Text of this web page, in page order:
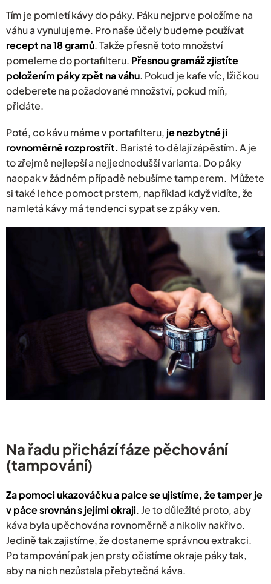
Tím je pomletí kávy do páky. Páku nejprve položíme na
váhu a vynulujeme. Pro naše účely budeme používat
recept na 18 gramů. Takže přesně toto množství
pomeleme do portafilteru. Přesnou gramáž zjistíte
položením páky zpět na váhu. Pokud je kafe víc, lžičkou
odeberete na požadované množství, pokud míň,
přidáte.
Poté, co kávu máme v portafilteru, je nezbytné ji
rovnoměrně rozprostřít. Baristé to dělají zápěstím. A je
to zřejmě nejlepší a nejjednodušší varianta. Do páky
naopak v žádném případě nebušíme tamperem. Můžete
si také lehce pomoct prstem, například když vidíte, že
namletá kávy má tendenci sypat se z páky ven.
Na řadu přichází fáze pěchování
(tampování)
Za pomoci ukazováčku a palce se ujistíme, že tamper je
v páce srovnán s jejími okraji. Je to důležité proto, aby
káva byla upěchována rovnoměrně a nikoliv nakřivo.
Jedině tak zajistíme, že dostaneme správnou extrakci.
Po tampování pak jen prsty očistíme okraje páky tak,
aby na nich nezůstala přebytečná káva.